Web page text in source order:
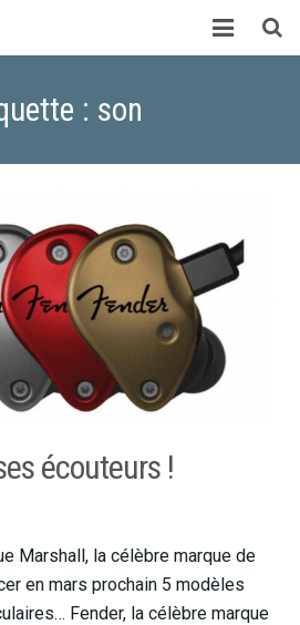
: son
écouteurs !
Marshall, la célèbre marque de
en mars prochain 5 modèles
Fender, la célèbre marque